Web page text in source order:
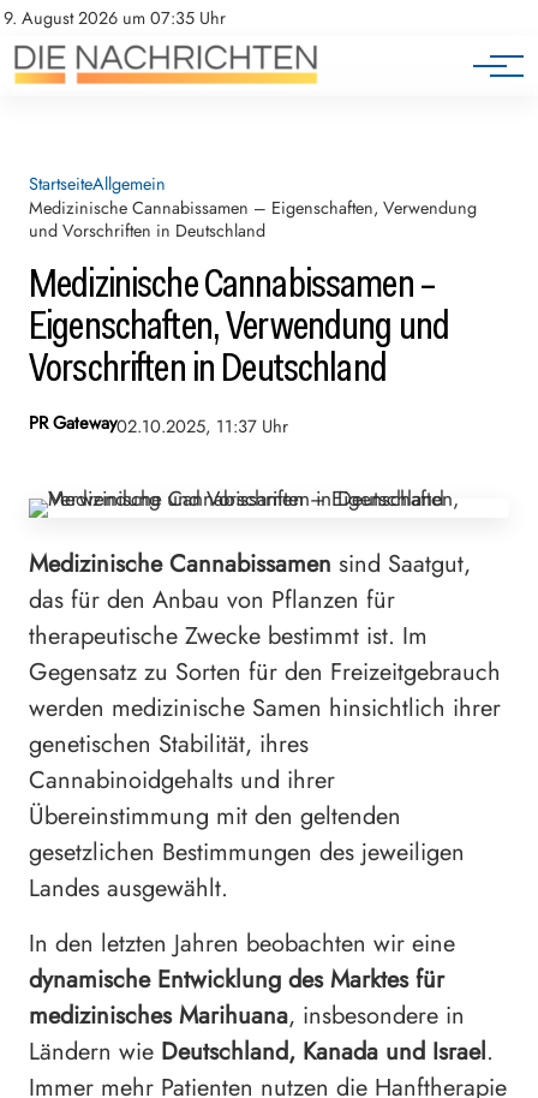
9. August 2026 um 07:35 Uhr
StartseiteAllgemein
Medizinische Cannabissamen – Eigenschaften, Verwendung
und Vorschriften in Deutschland
Medizinische Cannabissamen –
Eigenschaften, Verwendung und
Vorschriften in Deutschland
PR Gateway02.10.2025, 11:37 Uhr
Medizinische Cannabissamen sind Saatgut,
das für den Anbau von Pflanzen für
therapeutische Zwecke bestimmt ist. Im
Gegensatz zu Sorten für den Freizeitgebrauch
werden medizinische Samen hinsichtlich ihrer
genetischen Stabilität, ihres
Cannabinoidgehalts und ihrer
Übereinstimmung mit den geltenden
gesetzlichen Bestimmungen des jeweiligen
Landes ausgewählt.
In den letzten Jahren beobachten wir eine
dynamische Entwicklung des Marktes für
medizinisches Marihuana, insbesondere in
Ländern wie Deutschland, Kanada und Israel.
Immer mehr Patienten nutzen die Hanftherapie